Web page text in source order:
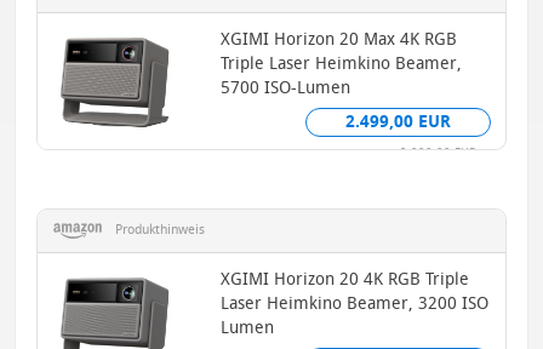
XGIMI Horizon 20 Max 4K RGB
Triple Laser Heimkino Beamer,
5700 ISO-Lumen
2.499,00 EUR
2.999,00 EUR
Produkthinweis
XGIMI Horizon 20 4K RGB Triple
Laser Heimkino Beamer, 3200 ISO
Lumen